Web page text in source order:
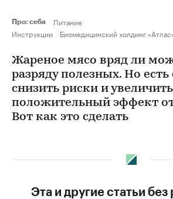
Про: себя
Питание
Инструкции
Биомедицинский холдинг
Жареное мясо вряд ли
разряду полезных. Но
снизить риски и увеличить
положительный эффект
Вот как это сделать
Эта и другие статьи